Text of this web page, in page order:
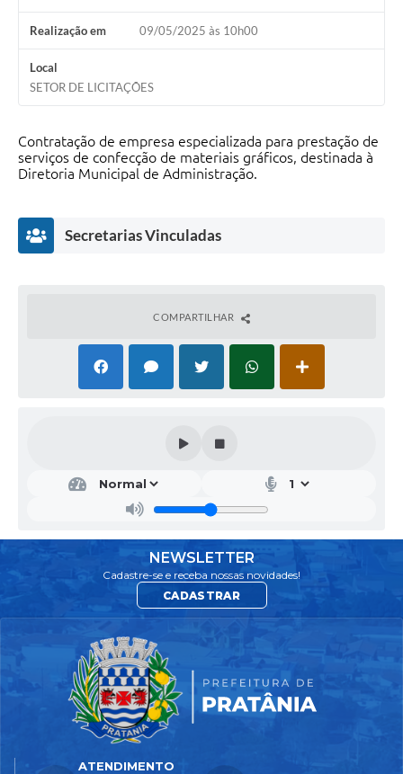
Realização em 09/05/2025 às 10h00
Local
SETOR DE LICITAÇÕES
Contratação de empresa especializada para prestação de
serviços de confecção de materiais gráficos, destinada à
Diretoria Municipal de Administração.
Secretarias Vinculadas
ETO
MIN
RA
O
COL
OMB
DO
MIN
COMPARTILHAR
NEWSLETTER
Cadastre-se e receba nossas novidades!
CADASTRAR
ATENDIMENTO